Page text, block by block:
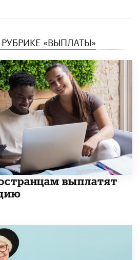
«ВЫПЛАТЫ»
выплатят